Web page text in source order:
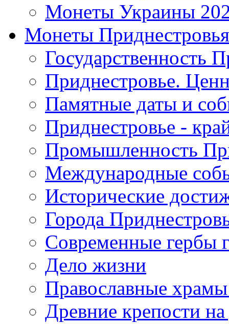
Монеты Украины
Монеты Приднестровья
Государственность
Приднестровье.
Памятные даты и
Приднестровье -
Промышленность
Международные
Исторические
Города
Современные гербы
Дело жизни
Православные
Древние крепости